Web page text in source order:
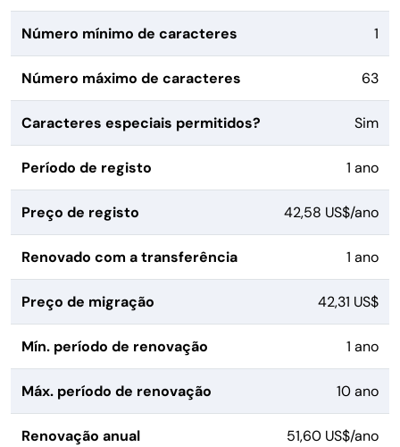
Número mínimo de caracteres 1
Número máximo de caracteres 63
Caracteres especiais permitidos? Sim
Período de registo 1 ano
Preço de registo 42,58 US$/ano
Renovado com a transferência 1 ano
Preço de migração 42,31 US$
Mín. período de renovação 1 ano
Máx. período de renovação 10 ano
Renovação anual 51,60 US$/ano